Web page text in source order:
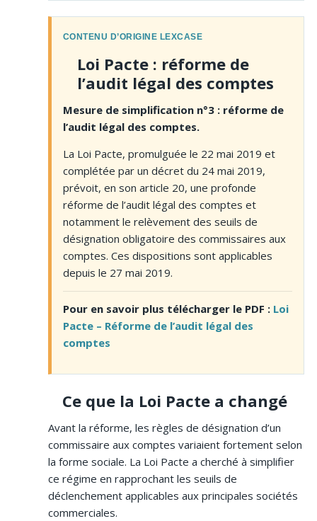
CONTENU D’ORIGINE LEXCASE
Loi Pacte : réforme de
l’audit légal des comptes
Mesure de simplification n°3 : réforme de
l’audit légal des comptes.
La Loi Pacte, promulguée le 22 mai 2019 et
complétée par un décret du 24 mai 2019,
prévoit, en son article 20, une profonde
réforme de l’audit légal des comptes et
notamment le relèvement des seuils de
désignation obligatoire des commissaires aux
comptes. Ces dispositions sont applicables
depuis le 27 mai 2019.
Pour en savoir plus télécharger le PDF : Loi
Pacte – Réforme de l’audit légal des
comptes
Ce que la Loi Pacte a changé
Avant la réforme, les règles de désignation d’un
commissaire aux comptes variaient fortement selon
la forme sociale. La Loi Pacte a cherché à simplifier
ce régime en rapprochant les seuils de
déclenchement applicables aux principales sociétés
commerciales.